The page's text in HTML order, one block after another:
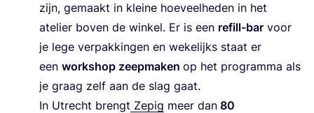
zijn, gemaakt in klei­ne hoe­veel­he­den in het
ate­lier boven de win­kel. Er is een refill-bar voor
je lege ver­pak­kin­gen en weke­lijks staat er
een work­shop zeep­ma­ken op het pro­gram­ma als
je graag zelf aan de slag gaat.
In Utrecht brengt Zepig meer dan 80